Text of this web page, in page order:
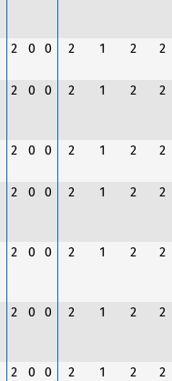
2 0 0 2 1 2 2
2 0 0 2 1 2 2
2 0 0 2 1 2 2
2 0 0 2 1 2 2
2 0 0 2 1 2 2
2 0 0 2 1 2 2
2 0 0 2 1 2 2